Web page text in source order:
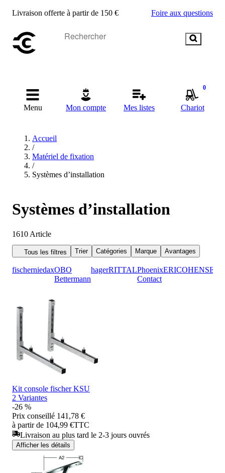
Livraison offerte à partir de 150 € Foire aux questions
Menu Mon compte Mes listes
0
Chariot
Accueil
/
Matériel de fixation
/
Systèmes d’installation
Systèmes d’installation
1610 Article
Tous les filtres Trier Catégories Marque Avantages
fischerniedaxOBO
Bettermann
hagerRITTALPhoenix
Contact
ERICOHENSEL
Kit console fischer KSU
2 Variantes
-26 %
Prix conseillé 141,78 €
à partir de 104,99 €TTC
Livraison au plus tard le 2-3 jours ouvrés
Afficher les détails